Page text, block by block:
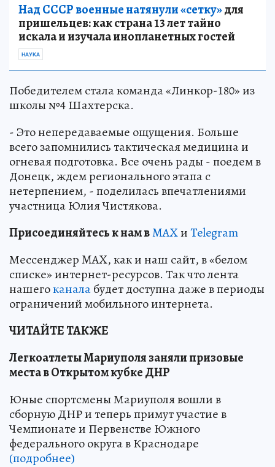
Над СССР военные натянули «сетку»для
пришельцев: как страна 13 лет тайно
искала и изучала инопланетных гостей
НАУКА
Победителем стала команда «Линкор-180» из
школы №4 Шахтерска.
- Это непередаваемые ощущения. Больше
всего запомнились тактическая медицина и
огневая подготовка. Все очень рады - поедем в
Донецк, ждем регионального этапа с
нетерпением, - поделилась впечатлениями
участница Юлия Чистякова.
Присоединяйтесь к нам вMAXиTelegram
Мессенджер MAX, как и наш сайт, в «белом
списке» интернет-ресурсов. Так что лента
нашегоканалабудет доступна даже в периоды
ограничений мобильного интернета.
ЧИТАЙТЕ ТАКЖЕ
Легкоатлеты Мариуполя заняли призовые
места в Открытом кубке ДНР
Юные спортсмены Мариуполя вошли в
сборную ДНР и теперь примут участие в
Чемпионате и Первенстве Южного
федерального округа в Краснодаре
(подробнее)